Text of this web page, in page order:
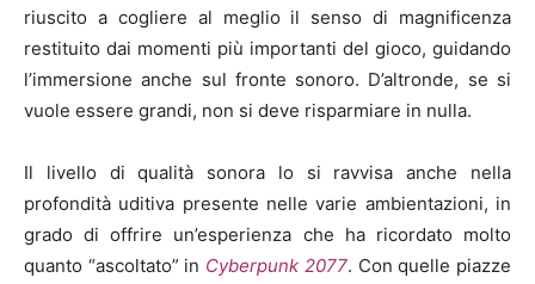
riuscito a cogliere al meglio il senso di magnificenza
restituito dai momenti più importanti del gioco, guidando
l’immersione anche sul fronte sonoro. D’altronde, se si
vuole essere grandi, non si deve risparmiare in nulla.
Il livello di qualità sonora lo si ravvisa anche nella
profondità uditiva presente nelle varie ambientazioni, in
grado di offrire un’esperienza che ha ricordato molto
quanto “ascoltato” in Cyberpunk 2077. Con quelle piazze